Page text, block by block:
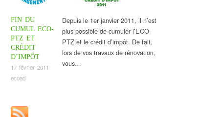
FIN DU
CUMUL ECO-
PTZ ET
CRÉDIT
D’IMPÔT
17 février 2011
ecoad
Depuis le 1er janvier 2011, il n’est
plus possible de cumuler l’ECO-
PTZ et le crédit d’impôt. De fait,
lors de vos travaux de rénovation,
vous…